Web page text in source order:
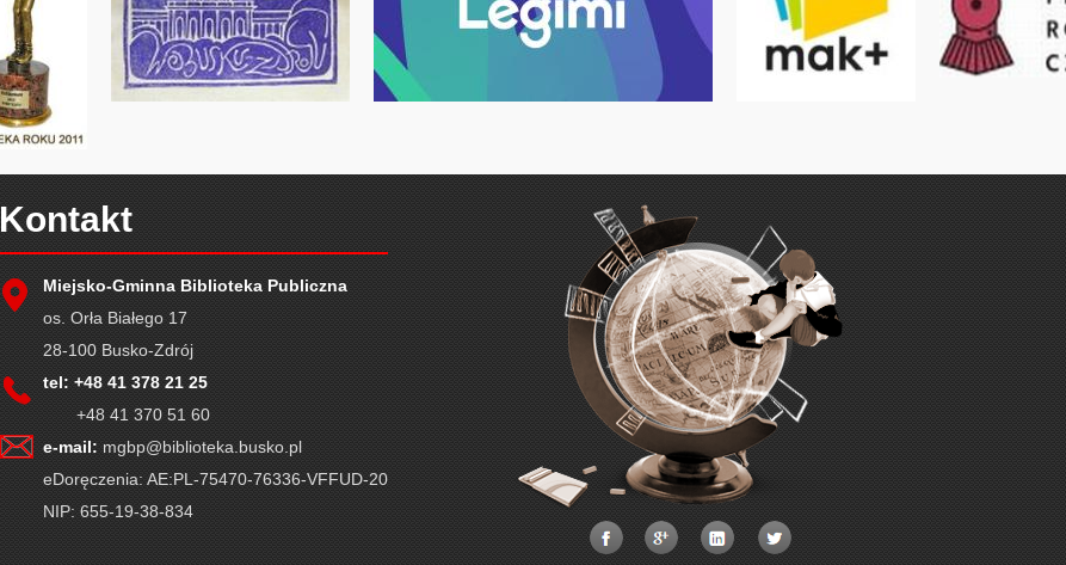
Kontakt
Miejsko-Gminna Biblioteka Publiczna
os. Orła Białego 17
28-100 Busko-Zdrój
tel: +48 41 378 21 25
+48 41 370 51 60
e-mail: mgbp@biblioteka.busko.pl
eDoręczenia: AE:PL-75470-76336-VFFUD-20
NIP: 655-19-38-834